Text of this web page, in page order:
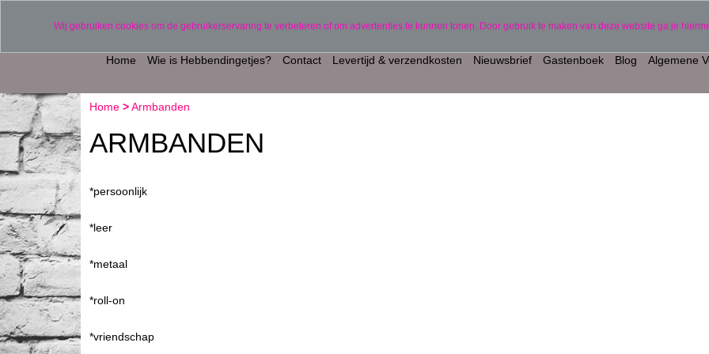
Home Wie is Hebbendingetjes? Contact Levertijd & verzendkosten Nieuwsbrief Gastenboek Blog Algemene
Home > Armbanden
ARMBANDEN
*persoonlijk
*leer
*metaal
*roll-on
*vriendschap
Wij gebruiken cookies om de gebruikerservaring te verbeteren of om advertenties te kunnen tonen. Door gebruik te maken van deze website ga je